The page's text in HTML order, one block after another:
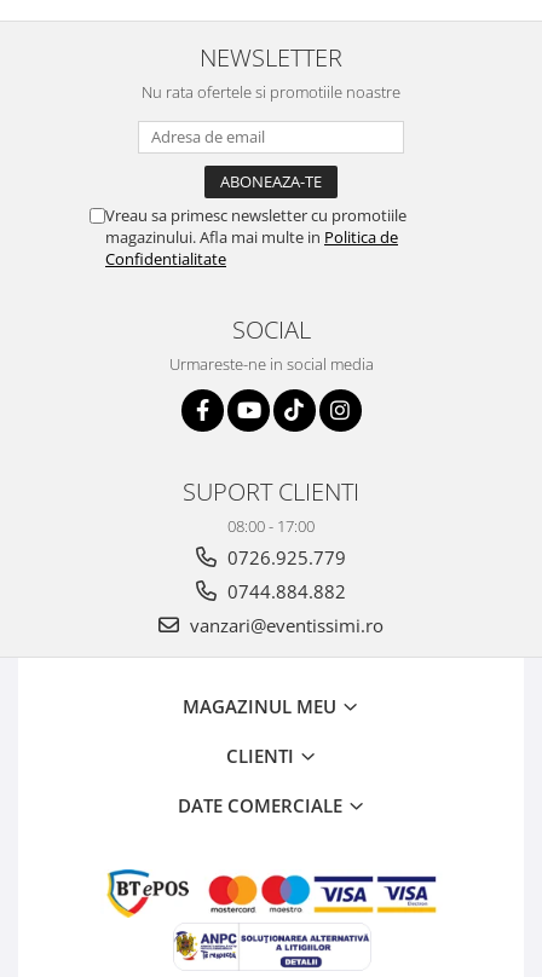
NEWSLETTER
Nu rata ofertele si promotiile noastre
Vreau sa primesc newsletter cu promotiile
magazinului. Afla mai multe in Politica de
Confidentialitate
SOCIAL
Urmareste-ne in social media
SUPORT CLIENTI
08:00 - 17:00
0726.925.779
0744.884.882
vanzari@eventissimi.ro
MAGAZINUL MEU
CLIENTI
DATE COMERCIALE